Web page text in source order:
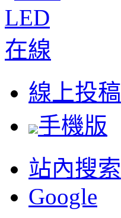
線上投稿
手機版
站內搜索
Google